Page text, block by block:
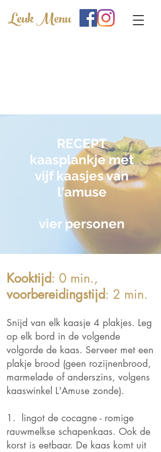
Leuk Menu
RECEPT
kaasplankje met
vijf kaasjes van
l'amuse
vier personen
Kooktijd: 0 min.,
voorbereidingstijd: 2 min.
Snijd van elk kaasje 4 plakjes. Leg
op elk bord in de volgende
volgorde de kaas. Serveer met een
plakje brood (geen rozijnenbrood,
marmelade of anderszins, volgens
kaaswinkel L'Amuse zonde).
1. lingot de cocagne - romige
rauwmelkse schapenkaas. Ook de
korst is eetbaar. De kaas komt uit